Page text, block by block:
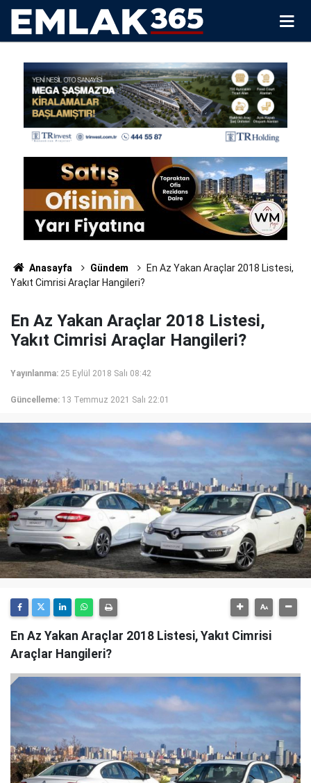
Anasayfa Gündem
En Az Yakan Araçlar 2018 Listesi,
Yakıt Cimrisi Araçlar Hangileri?
En Az Yakan Araçlar 2018 Listesi,
Yakıt Cimrisi Araçlar Hangileri?
Yayınlanma: 25 Eylül 2018 Salı 08:42
Güncelleme: 13 Temmuz 2021 Salı 22:01
En Az Yakan Araçlar 2018 Listesi, Yakıt Cimrisi
Araçlar Hangileri?